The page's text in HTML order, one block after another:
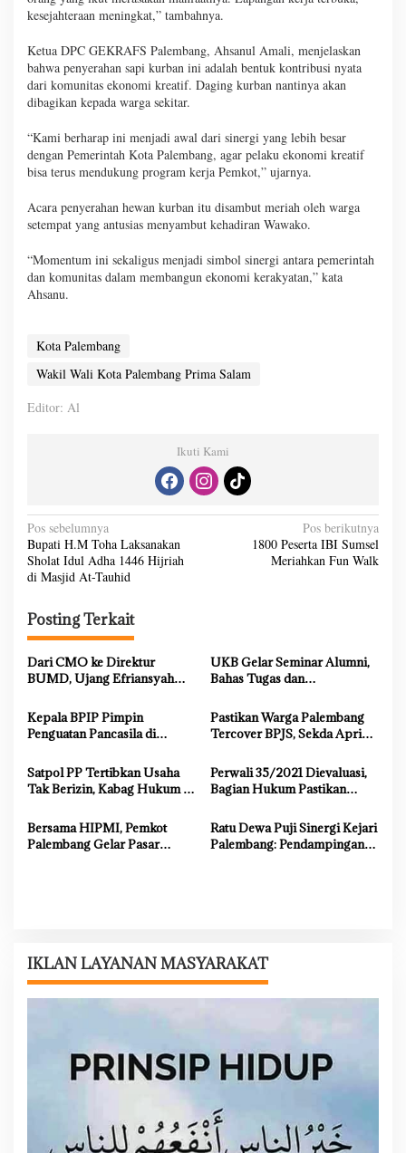
kesejahteraan meningkat,” tambahnya.
Ketua DPC GEKRAFS Palembang, Ahsanul Amali, menjelaskan
bahwa penyerahan sapi kurban ini adalah bentuk kontribusi nyata
dari komunitas ekonomi kreatif. Daging kurban nantinya akan
dibagikan kepada warga sekitar.
“Kami berharap ini menjadi awal dari sinergi yang lebih besar
dengan Pemerintah Kota Palembang, agar pelaku ekonomi kreatif
bisa terus mendukung program kerja Pemkot,” ujarnya.
Acara penyerahan hewan kurban itu disambut meriah oleh warga
setempat yang antusias menyambut kehadiran Wawako.
“Momentum ini sekaligus menjadi simbol sinergi antara pemerintah
dan komunitas dalam membangun ekonomi kerakyatan,” kata
Ahsanu.
Kota Palembang
Wakil Wali Kota Palembang Prima Salam
Editor: Al
Ikuti Kami
N
a
v
i
g
a
s
i
p
o
s
Pos sebelumnya
Bupati H.M Toha Laksanakan
Sholat Idul Adha 1446 Hijriah
di Masjid At-Tauhid
Pos berikutnya
1800 Peserta IBI Sumsel
Meriahkan Fun Walk
Posting Terkait
Dari CMO ke Direktur
BUMD, Ujang Efriansyah
Integritas dalam Memimpin
UKB Gelar Seminar Alumni,
Bahas Tugas dan
Menyalurkan Aspirasi Rakyat
Kepala BPIP Pimpin
Penguatan Pancasila di
Pastikan Warga Palembang
Tercover BPJS, Sekda Aprizal
BPJS Kesehatan
Satpol PP Tertibkan Usaha
Tak Berizin, Kabag Hukum :
Prosedur
Perwali 35/2021 Dievaluasi,
Bagian Hukum Pastikan
Bersama HIPMI, Pemkot
Palembang Gelar Pasar
Ratu Dewa Puji Sinergi Kejari
Palembang: Pendampingan
IKLAN LAYANAN MASYARAKAT